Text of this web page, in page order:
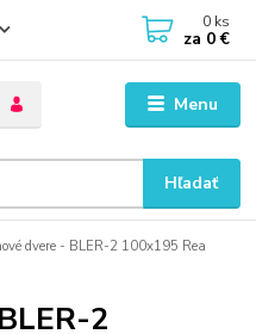
Menu
Hľadať
0 ks
za 0 €
dvere - BLER-2 100x195 Rea
2